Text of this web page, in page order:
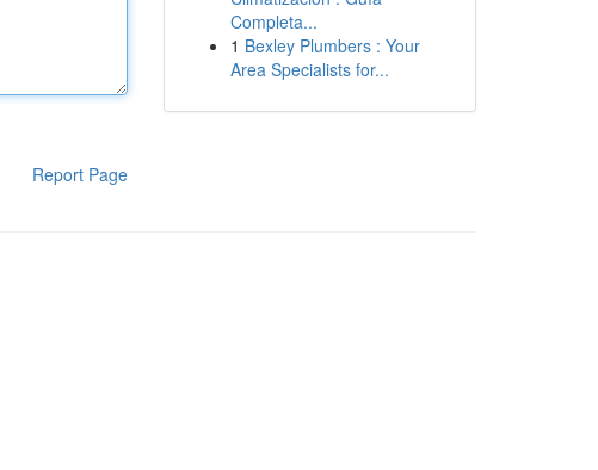
Report Page
Completa...
1 Bexley Plumbers : Your
Area Specialists for...